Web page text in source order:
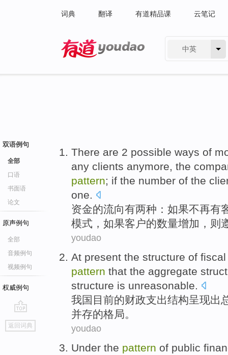
词典 翻译 有道精品课 云笔记
中英
双语例句
全部
口语
书面语
论文
原声例句
全部
音频例句
视频例句
权威例句
go
top
返回词典
There are 2 possible ways of
any clients anymore, the
pattern; if the number of the
one.
资金的流向有两种 ： 如果不再有
模式 ，如果客户的数量增加 ， 则
youdao
At present the structure of fiscal
pattern that the aggregate
structure is unreasonable.
我国 目前的财政支出结构呈现出
并存的格局。
youdao
Under the pattern of public